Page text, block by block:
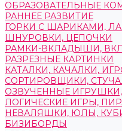
ОБРАЗОВАТЕЛЬНЫЕ
РАННЕЕ РАЗВИТИЕ
ГОРКИ С ШАРИКАМИ,
ШНУРОВКИ, ЦЕПОЧКИ
РАМКИ-ВКЛАДЫШИ,
РАЗРЕЗНЫЕ КАРТИНКИ
КАТАЛКИ, КАЧАЛКИ,
СОРТИРОВЩИКИ,
ОЗВУЧЕННЫЕ
ЛОГИЧЕСКИЕ ИГРЫ,
НЕВАЛЯШКИ, ЮЛЫ,
БИЗИБОРДЫ